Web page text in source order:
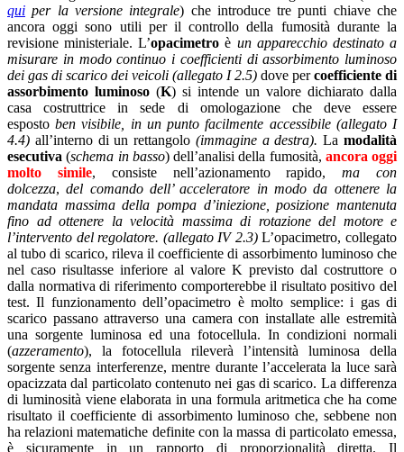
qui per la versione integrale) che introduce tre punti chiave che
ancora oggi sono utili per il controllo della fumosità durante la
revisione ministeriale. L’opacimetro è un apparecchio destinato a
misurare in modo continuo i coefficienti di assorbimento luminoso
dei gas di scarico dei veicoli (allegato I 2.5) dove percoefficiente di
assorbimento luminoso (K) si intende un valore dichiarato dalla
casa costruttrice in sede di omologazione che deve essere
esposto ben visibile, in un punto facilmente accessibile (allegato I
4.4) all’interno di un rettangolo (immagine a destra).Lamodalità
esecutiva (schema in basso) dell’analisi della fumosità, ancora oggi
molto simile, consiste nell’azionamento rapido,ma con
dolcezza,del comandodell’ acceleratore in modo da ottenere la
mandata massima della pompa d’iniezione, posizione mantenuta
fino ad ottenere la velocità massima di rotazione del motore e
l’intervento del regolatore. (allegato IV 2.3)L’opacimetro, collegato
al tubo di scarico, rileva il coefficiente di assorbimento luminoso che
nel caso risultasse inferiore al valore K previsto dal costruttore o
dalla normativa di riferimento comporterebbe il risultato positivo del
test. Il funzionamento dell’opacimetro è molto semplice: i gas di
scarico passano attraverso una camera con installate alle estremità
una sorgente luminosa ed una fotocellula. In condizioni normali
(azzeramento), la fotocellula rileverà l’intensità luminosa della
sorgente senza interferenze, mentre durante l’accelerata la luce sarà
opacizzata dal particolato contenuto nei gas di scarico. La differenza
di luminosità viene elaborata in una formula aritmetica che ha come
risultato il coefficiente di assorbimento luminoso che, sebbene non
ha relazioni matematiche definite con la massa di particolato emessa,
è sicuramente in un rapporto di proporzionalità diretta. Il